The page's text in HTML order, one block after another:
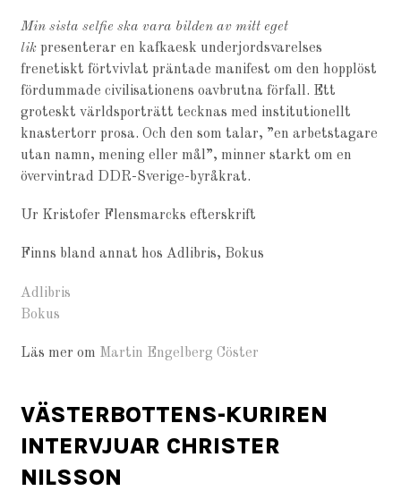
Min sista selfie ska vara bilden av mitt eget
lik presenterar en kafka­esk underjordsvarelses
frenetiskt förtvivlat präntade mani­fest om den hopplöst
fördummade civilisationens oavbrutna förfall. Ett
groteskt världsporträtt tecknas med institutionellt
knastertorr prosa. Och den som talar, ”en arbetstagare
utan namn, mening eller mål”, minner starkt om en
övervintrad DDR-Sverige-byråkrat.
Ur Kristofer Flensmarcks efterskrift
Finns bland annat hos Adlibris, Bokus
Adlibris
Bokus
Läs mer om Martin Engelberg Cöster
VÄSTERBOTTENS-KURIREN
INTERVJUAR CHRISTER
NILSSON